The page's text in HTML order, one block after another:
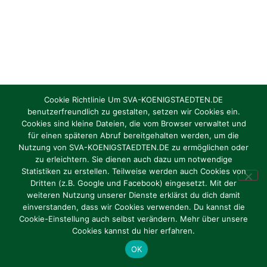
Cookie Richtlinie Um SVA-KOENIGSTAEDTEN.DE
benutzerfreundlich zu gestalten, setzen wir Cookies ein.
Cookies sind kleine Dateien, die vom Browser verwaltet und
für einen späteren Abruf bereitgehalten werden, um die
Nutzung von SVA-KOENIGSTAEDTEN.DE zu ermöglichen oder
zu erleichtern. Sie dienen auch dazu um notwendige
Statistiken zu erstellen. Teilweise werden auch Cookies von
Dritten (z.B. Google und Facebook) eingesetzt. Mit der
weiteren Nutzung unserer Dienste erklärst du dich damit
einverstanden, dass wir Cookies verwenden. Du kannst die
Cookie-Einstellung auch selbst verändern. Mehr über unsere
Cookies kannst du hier erfahren.
OK